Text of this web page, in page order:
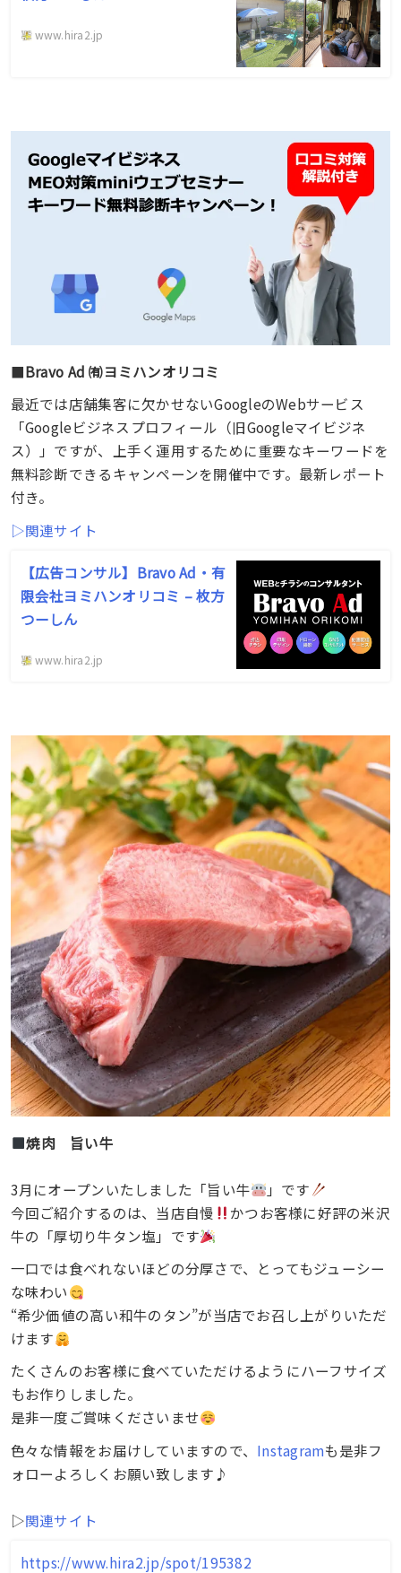
www.hira2.jp
■Bravo Ad ㈲ヨミハンオリコミ
最近では店舗集客に欠かせないGoogleのWebサービス
「Googleビジネスプロフィール（旧Googleマイビジネ
ス）」ですが、上手く運用するために重要なキーワードを
無料診断できるキャンペーンを開催中です。最新レポート
付き。
▷関連サイト
【広告コンサル】Bravo Ad・有
限会社ヨミハンオリコミ – 枚方
つーしん
www.hira2.jp
焼肉 旨い牛
3月にオープンいたしました「旨い牛
」です
今回ご紹介するのは、当店自慢
かつお客様に好評の米沢
牛の「厚切り牛タン塩」です
一口では食べれないほどの分厚さで、とってもジューシー
な味わい
“希少価値の高い和牛のタン”が当店でお召し上がりいただ
けます
たくさんのお客様に食べていただけるようにハーフサイズ
もお作りしました。
是非一度ご賞味くださいませ
色々な情報をお届けしていますので、 Instagramも是非フ
ォローよろしくお願い致します♪
▷関連サイト
https://www.hira2.jp/spot/195382